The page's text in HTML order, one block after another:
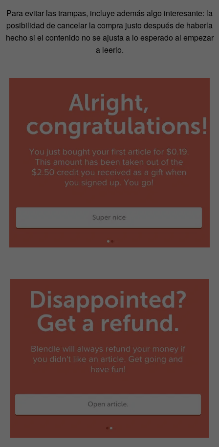
Para evitar las trampas, incluye además algo interesante: la
posibilidad de cancelar la compra justo después de haberla
hecho si el contenido no se ajusta a lo esperado al empezar
a leerlo.